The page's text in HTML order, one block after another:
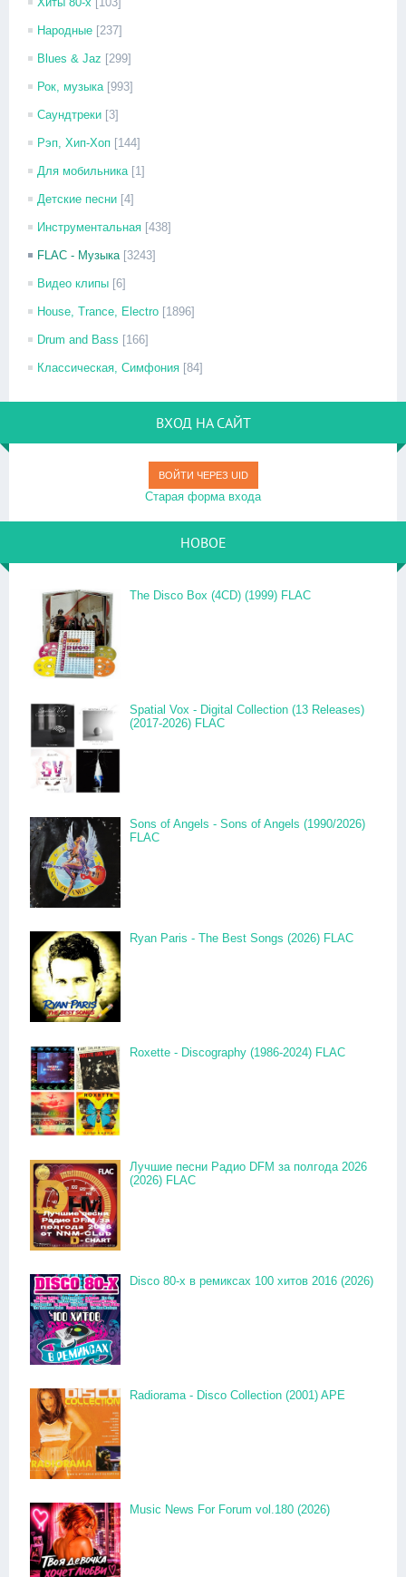
Народные [237]
Blues & Jaz [299]
Рок, музыка [993]
Саундтреки [3]
Рэп, Хип-Хоп [144]
Для мобильника [1]
Детские песни [4]
Инструментальная [438]
FLAC - Музыка [3243]
Видео клипы [6]
House, Trance, Electro [1896]
Drum and Bass [166]
Классическая, Симфония [84]
ВХОД НА САЙТ
ВОЙТИ ЧЕРЕЗ UID
Старая форма входа
НОВОЕ
The Disco Box (4CD) (1999) FLAC
Spatial Vox - Digital Collection (13 Releases)
(2017-2026) FLAC
Sons of Angels - Sons of Angels (1990/2026)
FLAC
Ryan Paris - The Best Songs (2026) FLAC
Roxette - Discography (1986-2024) FLAC
Лучшие песни Радио DFM за полгода 2026
(2026) FLAC
Disco 80-x в ремиксах 100 хитов 2016 (2026)
Radiorama - Disco Collection (2001) APE
Music News For Forum vol.180 (2026)